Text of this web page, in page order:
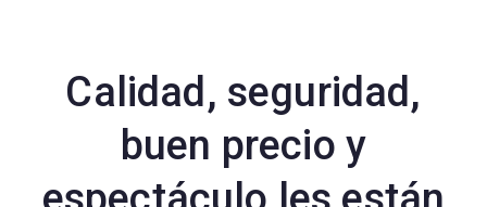
Calidad, seguridad,
buen precio y